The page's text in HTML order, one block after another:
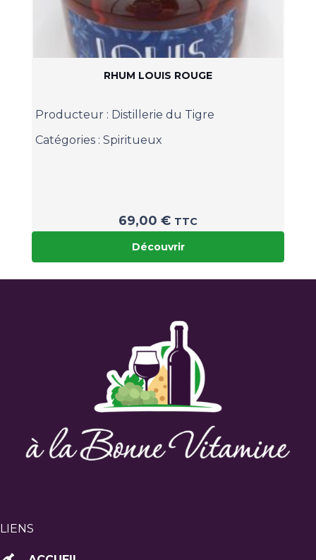
RHUM LOUIS ROUGE
Producteur : Distillerie du Tigre
Catégories : Spiritueux
69,00 € TTC
Découvrir
LIENS